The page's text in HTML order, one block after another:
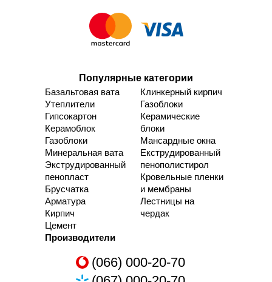
Популярные категории
Базальтовая вата
Утеплители
Гипсокартон
Керамоблок
Газоблоки
Минеральная вата
Экструдированный
пенопласт
Брусчатка
Арматура
Кирпич
Цемент
Клинкерный кирпич
Газоблоки
Керамические
блоки
Мансардные окна
Екструдированный
пенополистирол
Кровельные пленки
и мембраны
Лестницы на
чердак
Производители
(066) 000-20-70